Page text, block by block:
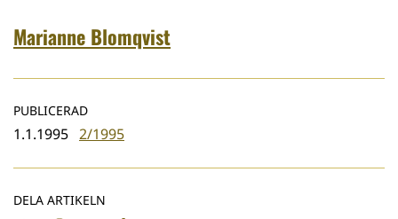
Marianne Blomqvist
PUBLICERAD
1.1.1995 2/1995
DELA ARTIKELN